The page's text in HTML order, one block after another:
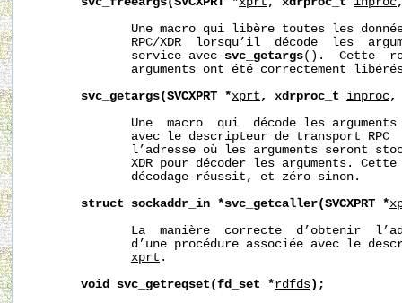
Une macro qui libère toutes les
RPC/XDR  lorsqu’il  décode  les
              service avec
svc_getargs().  Cette
arguments ont été correctement
svc_getargs(SVCXPRT *xprt , xdrproc_t inproc,
Une  macro  qui  décode les
avec le descripteur de transport
l’adresse où les arguments seront
XDR pour décoder les arguments.
              décodage réussit, et zéro sinon.
struct
sockaddr_in *svc_getcaller(SVCXPRT *
La  manière  correcte  d’obtenir
d’une procédure associée avec le
xprt .
void
svc_getreqset(fd_set *rdfds );